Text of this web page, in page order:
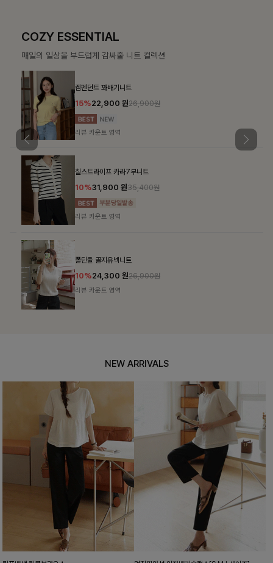
COZY ESSENTIAL
매일의 일상을 부드럽게 감싸줄 니트 컬렉션
켐펜던트 꽈배기니트
15%22,900원26,900원
리뷰 카운트 영역
칠스트라이프 카라7부니트
10%31,900원35,400원
리뷰 카운트 영역
폴딘울 골지유넥니트
10%24,300원26,900원
리뷰 카운트 영역
NEW ARRIVALS